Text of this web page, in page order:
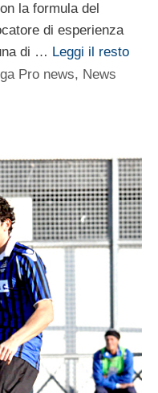
la formula del
di esperienza
di … Leggi il resto
Pro news, News